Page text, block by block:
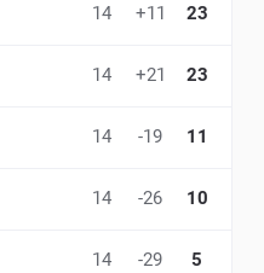
14 +11 23
14 +21 23
14 -19 11
14 -26 10
14 -29 5